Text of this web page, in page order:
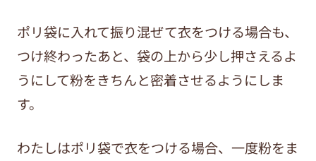
ポリ袋に入れて振り混ぜて衣をつける場合も、
つけ終わったあと、袋の上から少し押さえるよ
うにして粉をきちんと密着させるようにしま
す。
わたしはポリ袋で衣をつける場合、一度粉をま